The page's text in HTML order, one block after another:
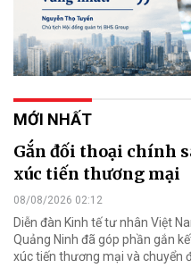
MỚI NHẤT
Gắn đối thoại chính
xúc tiến thương mại
08/08/2026 02:12
Diễn đàn Kinh tế tư nhân Việt
Quảng Ninh đã góp phần gắn
xúc tiến thương mại và chuyển